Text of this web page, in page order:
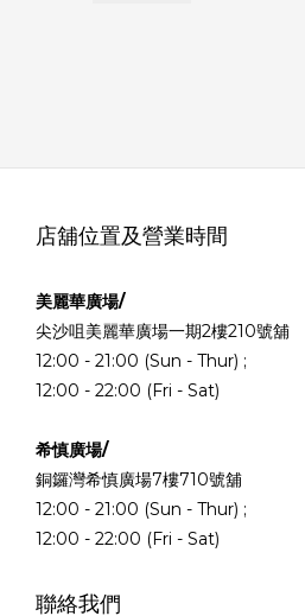
店舖位置及營業時間
美麗華廣場/
尖沙咀美麗華廣場一期2樓210號舖
12:00 - 21:00 (Sun - Thur) ;
12:00 - 22:00 (Fri - Sat)
希慎廣場/
銅鑼灣希慎廣場7樓710號舖
12:00 - 21:00 (Sun - Thur) ;
12:00 - 22:00 (Fri - Sat)
聯絡我們